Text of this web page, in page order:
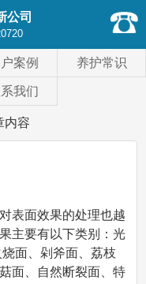
公司
案例 养护常识
我们
内容
表面效果的处理也越
主要有以下类别：光
面、剁斧面、荔枝
面、自然断裂面、特